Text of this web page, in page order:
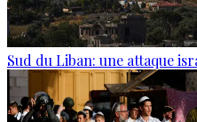
Sud du Liban: une attaque